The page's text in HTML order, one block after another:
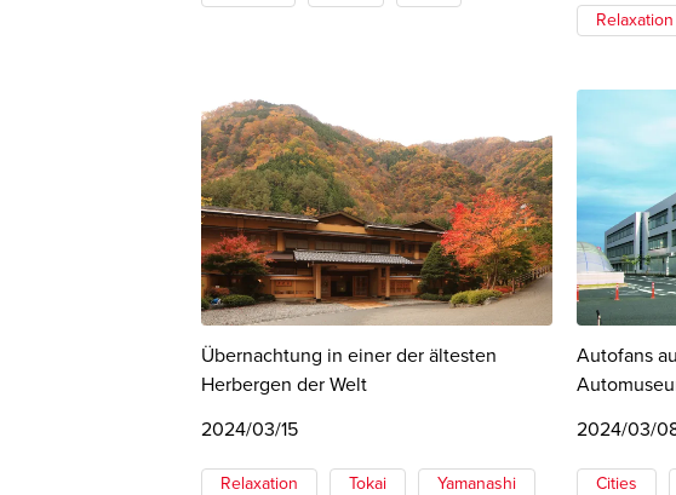
Relaxation
Übernachtung in einer der ältesten
Herbergen der Welt
2024/03/15
Relaxation Tokai Yamanashi
Autofans
2024/03/
Cities